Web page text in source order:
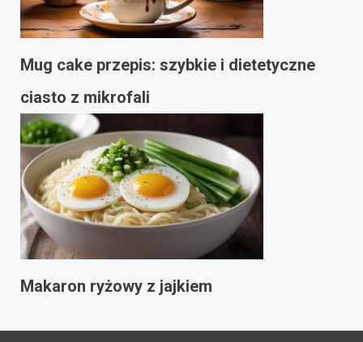
Mug cake przepis: szybkie i dietetyczne
ciasto z mikrofali
Makaron ryżowy z jajkiem